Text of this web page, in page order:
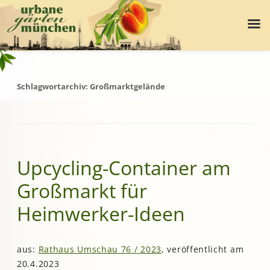
Schlagwortarchiv: Großmarktgelände
Upcycling-Container am
Großmarkt für
Heimwerker-Ideen
aus: Rathaus Umschau 76 / 2023, veröffentlicht am
20.4.2023